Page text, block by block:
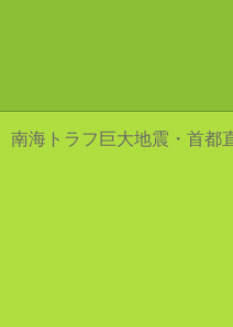
南海トラフ巨大地震・首都